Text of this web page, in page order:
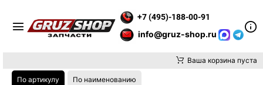
+7 (495)-188-00-91
info@gruz-shop.ru
Ваша корзина пуста
По артикулу По наименованию